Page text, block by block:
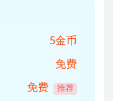
5金币
免费
免费 推荐